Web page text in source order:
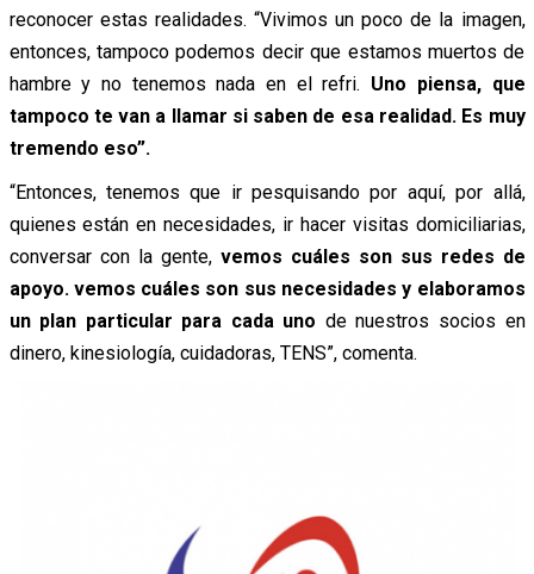
reconocer estas realidades. “Vivimos un poco de la imagen,
entonces, tampoco podemos decir que estamos muertos de
hambre y no tenemos nada en el refri. Uno piensa, que
tampoco te van a llamar si saben de esa realidad. Es muy
tremendo eso”.
“Entonces, tenemos que ir pesquisando por aquí, por allá,
quienes están en necesidades, ir hacer visitas domiciliarias,
conversar con la gente, vemos cuáles son sus redes de
apoyo. vemos cuáles son sus necesidades y elaboramos
un plan particular para cada uno de nuestros socios en
dinero, kinesiología, cuidadoras, TENS”, comenta.